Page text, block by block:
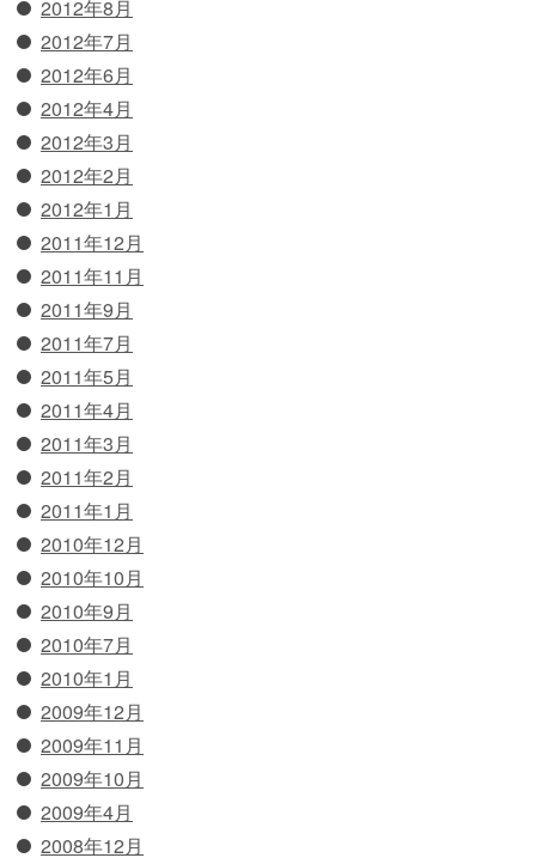
2012年8月
2012年7月
2012年6月
2012年4月
2012年3月
2012年2月
2012年1月
2011年12月
2011年11月
2011年9月
2011年7月
2011年5月
2011年4月
2011年3月
2011年2月
2011年1月
2010年12月
2010年10月
2010年9月
2010年7月
2010年1月
2009年12月
2009年11月
2009年10月
2009年4月
2008年12月